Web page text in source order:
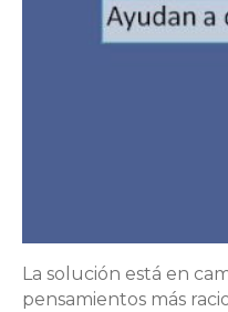
La solución está en
pensamientos más